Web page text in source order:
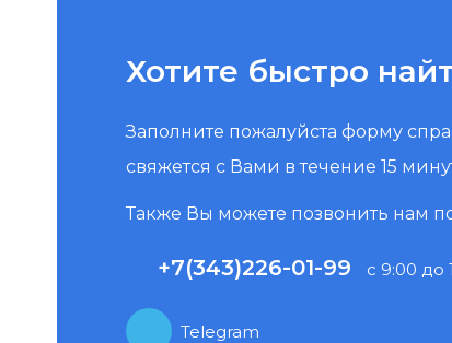
Хотите быстро
Заполните пожалуйста форму
свяжется с Вами в течение 15
Также Вы можете позвонить нам
+7(343)226-01-99 с 9:00 до
Telegram